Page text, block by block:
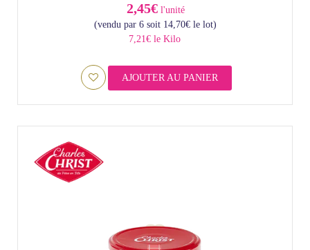
2,45€ l'unité
(vendu par 6 soit 14,70€le lot)
7,21€ le Kilo
AJOUTER AU PANIER